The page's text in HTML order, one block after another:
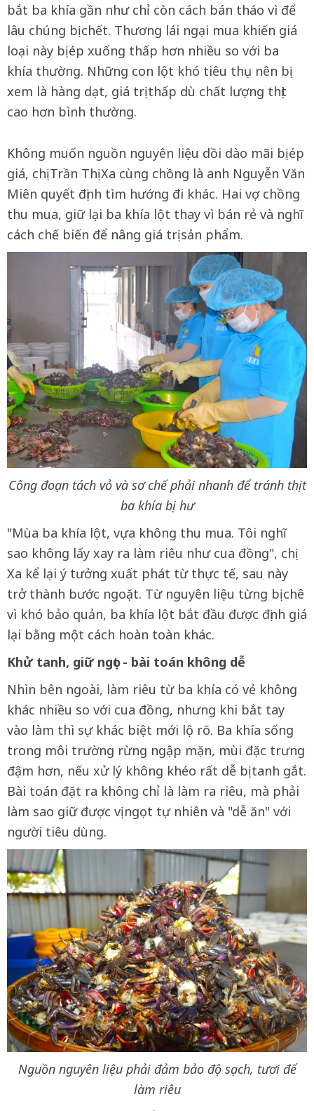
bắt ba khía gần như chỉ còn cách bán tháo vì để
lâu chúng bị chết. Thương lái ngại mua khiến giá
loại này bị ép xuống thấp hơn nhiều so với ba
khía thường. Những con lột khó tiêu thụ nên bị
xem là hàng dạt, giá trị thấp dù chất lượng thịt
cao hơn bình thường.
Không muốn nguồn nguyên liệu dồi dào mãi bị ép
giá, chị Trần Thị Xa cùng chồng là anh Nguyễn Văn
Miên quyết định tìm hướng đi khác. Hai vợ chồng
thu mua, giữ lại ba khía lột thay vì bán rẻ và nghĩ
cách chế biến để nâng giá trị sản phẩm.
Công đoạn tách vỏ và sơ chế phải nhanh để tránh thịt
ba khía bị hư
"Mùa ba khía lột, vựa không thu mua. Tôi nghĩ
sao không lấy xay ra làm riêu như cua đồng", chị
Xa kể lại ý tưởng xuất phát từ thực tế, sau này
trở thành bước ngoặt. Từ nguyên liệu từng bị chê
vì khó bảo quản, ba khía lột bắt đầu được định giá
lại bằng một cách hoàn toàn khác.
Khử tanh, giữ ngọt - bài toán không dễ
Nhìn bên ngoài, làm riêu từ ba khía có vẻ không
khác nhiều so với cua đồng, nhưng khi bắt tay
vào làm thì sự khác biệt mới lộ rõ. Ba khía sống
trong môi trường rừng ngập mặn, mùi đặc trưng
đậm hơn, nếu xử lý không khéo rất dễ bị tanh gắt.
Bài toán đặt ra không chỉ là làm ra riêu, mà phải
làm sao giữ được vị ngọt tự nhiên và "dễ ăn" với
người tiêu dùng.
Nguồn nguyên liệu phải đảm bảo độ sạch, tươi để
làm riêu